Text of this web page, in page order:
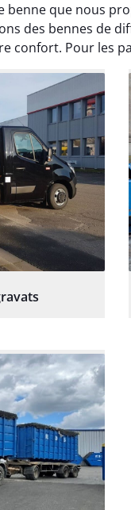
que nous
des bennes de
confort. Pour les